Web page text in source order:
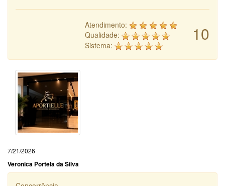
10
Atendimento:
Qualidade:
Sistema:
7/21/2026
Veronica Portela da Silva